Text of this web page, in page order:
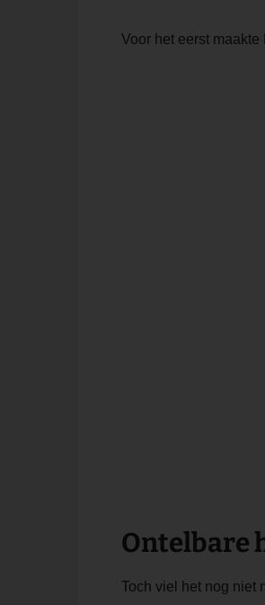
Voor het eerst
Ontelbare
Toch viel het nog niet